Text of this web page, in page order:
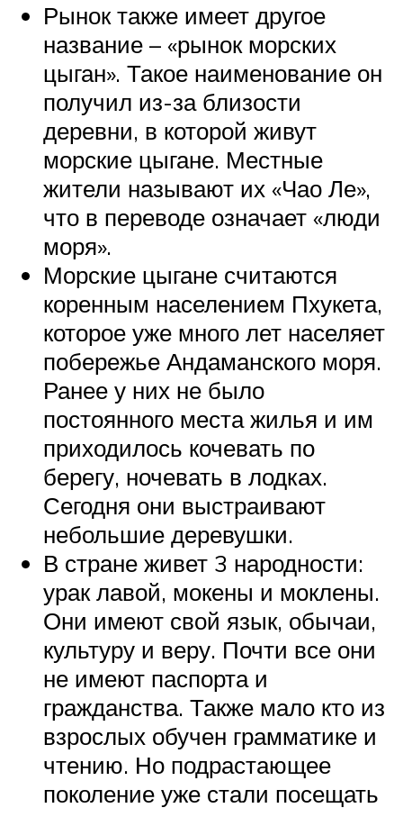
Рынок также имеет другое
название – «рынок морских
цыган». Такое наименование он
получил из-за близости
деревни, в которой живут
морские цыгане. Местные
жители называют их «Чао Ле»,
что в переводе означает «люди
моря».
Морские цыгане считаются
коренным населением Пхукета,
которое уже много лет населяет
побережье Андаманского моря.
Ранее у них не было
постоянного места жилья и им
приходилось кочевать по
берегу, ночевать в лодках.
Сегодня они выстраивают
небольшие деревушки.
В стране живет 3 народности:
урак лавой, мокены и моклены.
Они имеют свой язык, обычаи,
культуру и веру. Почти все они
не имеют паспорта и
гражданства. Также мало кто из
взрослых обучен грамматике и
чтению. Но подрастающее
поколение уже стали посещать